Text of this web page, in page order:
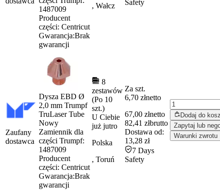
1487009
Producent
części: Centricut
Gwarancja:Brak
gwarancji
, Wałcz Safety
Zaufany
dostawca
Dysza EBD Ø
2,0 mm Trumpf
TruLaser Tube
Nowy
Zamiennik dla
części Trumpf:
1487009
Producent
części: Centricut
Gwarancja:Brak
gwarancji
8
zestawów
(Po 10
szt.)
U Ciebie
już jutro
Polska
, Toruń
Za szt.
6,70 złnetto
67,00 złnetto
82,41 złbrutto
Dostawa od:
13,28 zł
7 Days
Safety
Dodaj do
Zapytaj lub
Warunki zwrotu